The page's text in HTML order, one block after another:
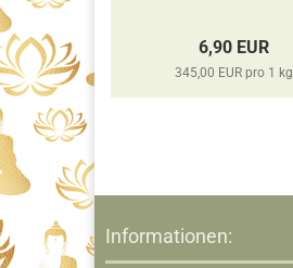
6,90 EUR
345,00 EUR pro 1 kg
Informationen: